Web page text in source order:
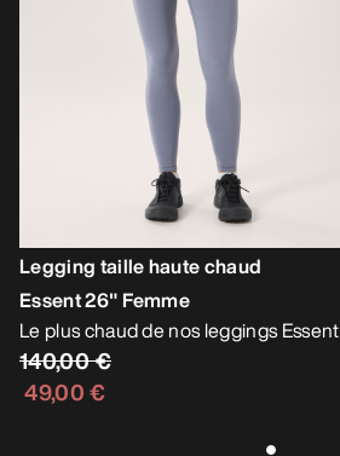
Legging taille haute chaud
Essent 26" Femme
Le plus chaud de nos leggings Essent
140,00 €
49,00 €